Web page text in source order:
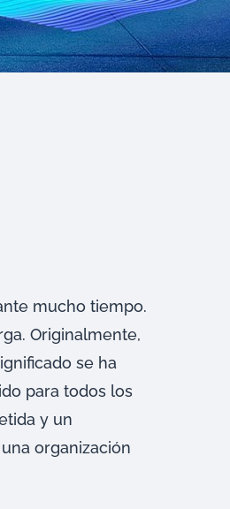
mucho tiempo.
Originalmente,
se ha
para todos los
y un
organización